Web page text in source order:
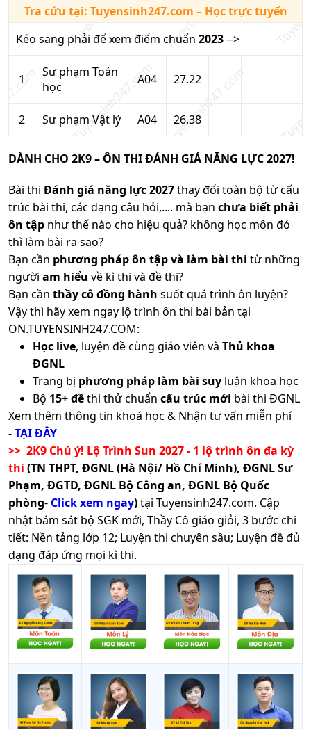
Tra cứu tại: Tuyensinh247.com – Học trực tuyến
Kéo sang phải để xem điểm chuẩn 2023-->
1
Sư phạm Toán
học
A04 27.22
2 Sư phạm Vật lý A04 26.38
DÀNH CHO 2K9 – ÔN THI ĐÁNH GIÁ NĂNG LỰC 2027!
Bài thi Đánh giá năng lực 2027thay đổi toàn bộ từ cấu
trúc bài thi, các dạng câu hỏi,.... mà bạn chưa biết phải
ôn tập như thế nào cho hiệu quả? không học môn đó
thì làm bài ra sao?
Bạn cần phương pháp ôn tập và làm bài thi từ những
người am hiểu về kì thi và đề thi?
Bạn cần thầy cô đồng hành suốt quá trình ôn luyện?
Vậy thì hãy xem ngay lộ trình ôn thi bài bản tại
ON.TUYENSINH247.COM:
Học live, luyện đề cùng giáo viên và Thủ khoa
ĐGNL
Trang bị phương pháp làm bài suy luận khoa học
Bộ 15+ đềthi thử chuẩn cấu trúc mới bài thi ĐGNL
Xem thêm thông tin khoá học & Nhận tư vấn miễn phí
-TẠI ĐÂY
>> 2K9 Chú ý! Lộ Trình Sun 2027 - 1 lộ trình ôn đa kỳ
thi (TN THPT, ĐGNL (Hà Nội/ Hồ Chí Minh), ĐGNL Sư
Phạm, ĐGTD, ĐGNL Bộ Công an, ĐGNL Bộ Quốc
phòng- Click xem ngay)tại Tuyensinh247.com. Cập
nhật bám sát bộ SGK mới, Thầy Cô giáo giỏi, 3 bước chi
tiết: Nền tảng lớp 12; Luyện thi chuyên sâu; Luyện đề đủ
dạng đáp ứng mọi kì thi.